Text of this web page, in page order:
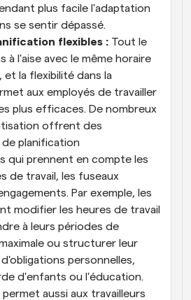
plus facile l'adaptation
se sentir dépassé.
flexibles : Tout le
à l'aise avec le même horaire
et la flexibilité dans la
aux employés de travailler
plus efficaces. De nombreux
offrent des
planification
qui prennent en compte les
de travail, les fuseaux
Par exemple, les
modifier les heures de travail
à leurs périodes de
ou structurer leur
personnelles,
d'enfants ou l'éducation.
aussi aux travailleurs